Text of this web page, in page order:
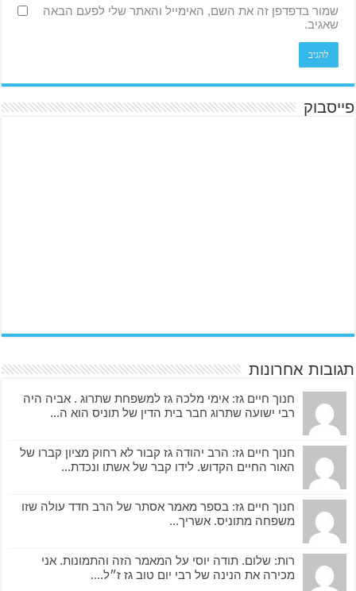
שמור בדפדפן זה את השם, האימייל והאתר שלי לפעם הבאה
שאגיב.
פייסבוק
תגובות אחרונות
חנוך חיים גז: אימי מלכה גז למשפחת שתרוג . אביה היה
רבי ישועה שתרוג חבר בית הדין של תוניס הוא ה...
חנוך חיים גז: הרב יהודה גז קבור לא רחוק מציון קברו של
האור החיים הקדוש. לידו קבר של אשתו ונכדת...
חנוך חיים גז: בספר מאמר אסתר של הרב חדד עולה שזו
משפחה מתוניס. אשריך...
רות: שלום. תודה יוסי על המאמר הזה והתמונות. אני
מכירה את הנינה של רבי יום טוב גז ז״ל....